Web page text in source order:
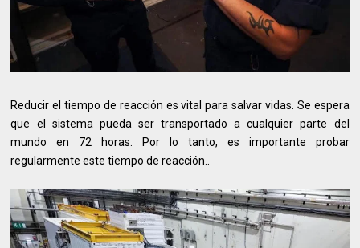
Reducir el tiempo de reacción es vital para salvar vidas. Se espera
que el sistema pueda ser transportado a cualquier parte del
mundo en 72 horas. Por lo tanto, es importante probar
regularmente este tiempo de reacción..